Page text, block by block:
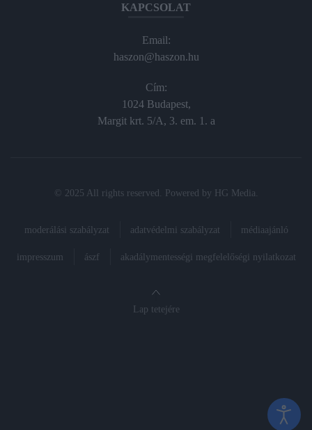
KAPCSOLAT
Email:
haszon@haszon.hu
Cím:
1024 Budapest,
Margit krt. 5/A, 3. em. 1. a
© 2025 All rights reserved. Powered by HG Media
moderálási szabályzat adatvédelmi szabályzat médiaajánló
impresszum ászf akadálymentességi megfelelőségi nyilatkozat
Lap tetejére